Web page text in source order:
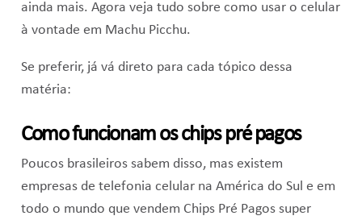
ainda mais. Agora veja tudo sobre como usar o celular
à vontade em Machu Picchu.
Se preferir, já vá direto para cada tópico dessa
matéria:
Como funcionam os chips pré pagos
Poucos brasileiros sabem disso, mas existem
empresas de telefonia celular na América do Sul e em
todo o mundo que vendem Chips Pré Pagos super